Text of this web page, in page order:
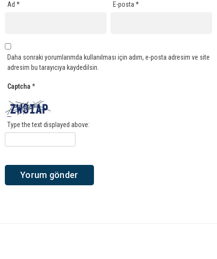
Ad * E-posta*
Daha sonraki yorumlarımda kullanılması için adım, e-posta adresim ve site
adresim bu tarayıcıya kaydedilsin.
Captcha *
Type the text displayed above: